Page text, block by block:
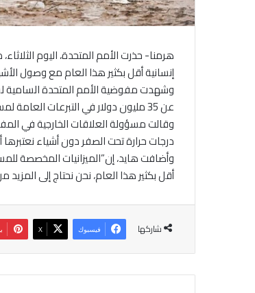
هرمنا- حذرت الأمم المتحدة، اليوم
إنسانية أقل بكثير هذا العام مع وصول
وشهدت مفوضية الأمم المتحدة السامية
عن 35 مليون دولار في التبرعات العامة لمساعدة اللاجئين السوريين والأفغان والأوكرانيين خلال فصل الشتاء.
وقالت مسؤولة العلاقات الخارجية في
درجات حرارة تحت الصفر دون أشياء
وأضافت هايد، إن”الميزانيات المخصصة
أقل بكثير هذا العام، نحن نحتاج إلى
شاركها فيسبوك ‫X